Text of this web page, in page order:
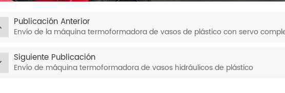
Publicación Anterior
Envío de la máquina termoformadora de vasos de plástico con servo
Siguiente Publicación
Envío de máquina termoformadora de vasos hidráulicos de plástico